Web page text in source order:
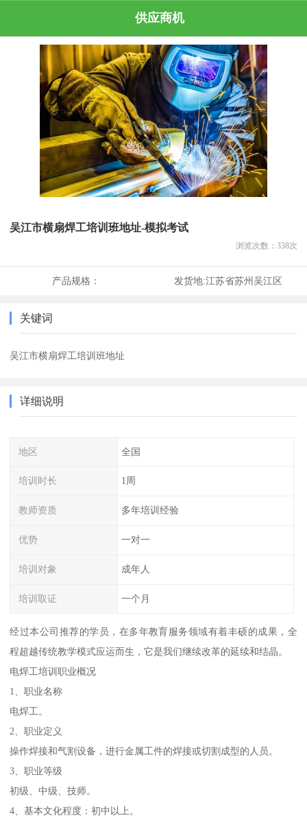
供应商机
吴江市横扇焊工培训班地址-模拟考试
浏览次数： 338次
产品规格： 发货地:江苏省苏州吴江区
关键词
吴江市横扇焊工培训班地址
详细说明
地区 全国
培训时长 1周
教师资质 多年培训经验
优势 一对一
培训对象 成年人
培训取证 一个月
经过本公司推荐的学员，在多年教育服务领域有着丰硕的成果，全
程超越传统教学模式应运而生，它是我们继续改革的延续和结晶。
电焊工培训职业概况
1、职业名称
电焊工。
2、职业定义
操作焊接和气割设备，进行金属工件的焊接或切割成型的人员。
3、职业等级
初级、中级、技师。
4、基本文化程度：初中以上。